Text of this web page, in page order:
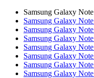
Samsung Galaxy
Samsung Galaxy
Samsung Galaxy
Samsung Galaxy
Samsung Galaxy
Samsung Galaxy
Samsung Galaxy
Samsung Galaxy